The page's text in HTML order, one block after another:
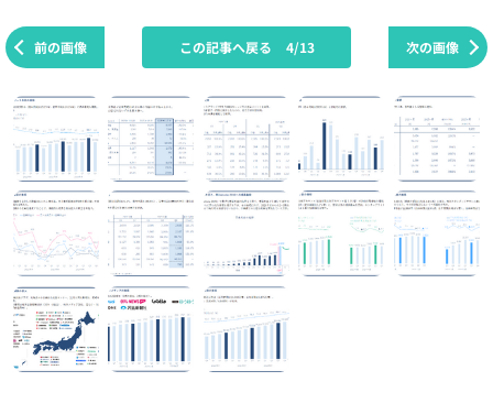
前の画像 次の画像
この記事へ戻る 4/13